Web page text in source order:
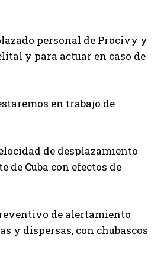
personal de Procivy y
y para actuar en caso de
en trabajo de
de desplazamiento
Cuba con efectos de
de alertamiento
y dispersas, con chubascos